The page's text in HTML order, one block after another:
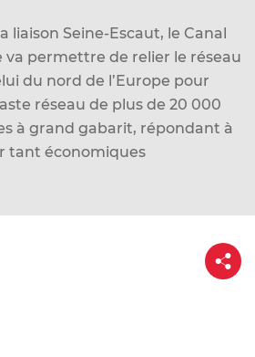
liaison Seine-Escaut, le Canal
va permettre de relier le réseau
du nord de l’Europe pour
réseau de plus de 20 000
à grand gabarit, répondant à
tant économiques
P
a